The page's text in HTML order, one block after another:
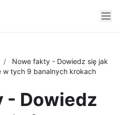
/
Nowe fakty - Dowiedz się jak
w tych 9 banalnych krokach
- Dowiedz